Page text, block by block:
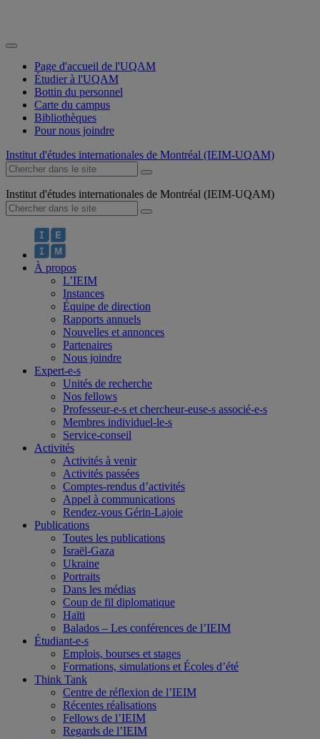
Page d'accueil de l'UQAM
Étudier à l'UQAM
Bottin du personnel
Carte du campus
Bibliothèques
Pour nous joindre
Institut d'études internationales de Montréal (IEIM-UQAM)
Institut d'études internationales de Montréal (IEIM-UQAM)
À propos
L’IEIM
Instances
Équipe de direction
Rapports annuels
Nouvelles et annonces
Partenaires
Nous joindre
Expert-e-s
Unités de recherche
Nos fellows
Professeur-e-s et chercheur-euse-s associé-e-s
Membres individuel-le-s
Service-conseil
Activités
Activités à venir
Activités passées
Comptes-rendus d’activités
Appel à communications
Rendez-vous Gérin-Lajoie
Publications
Toutes les publications
Israël-Gaza
Ukraine
Portraits
Dans les médias
Coup de fil diplomatique
Haïti
Balados – Les conférences de l’IEIM
Étudiant-e-s
Emplois, bourses et stages
Formations, simulations et Écoles d’été
Think Tank
Centre de réflexion de l’IEIM
Récentes réalisations
Fellows de l’IEIM
Regards de l’IEIM